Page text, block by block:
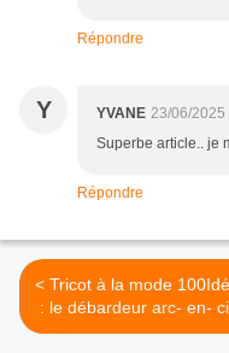
Répondre
Y YVANE 23/06/2025
Superbe article.. je
Répondre
< Tricot à la mode 100Idées
: le débardeur arc- en-